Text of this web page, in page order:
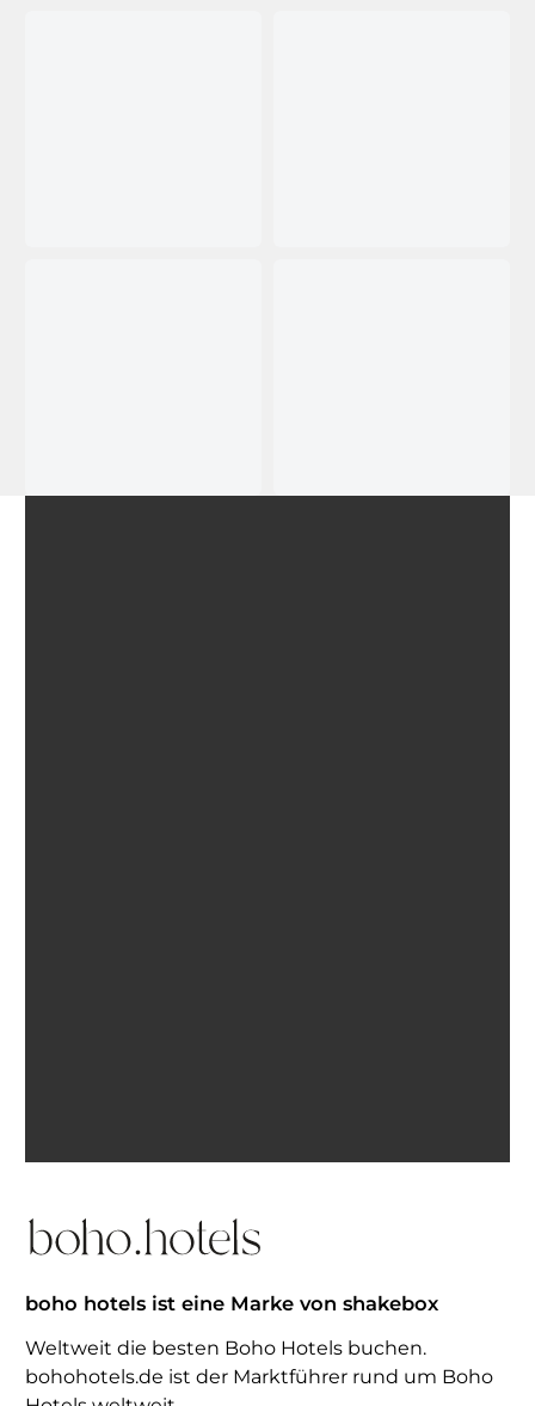
boho hotels ist eine Marke von shakebox
Weltweit die besten Boho Hotels buchen.
bohohotels.de ist der Marktführer rund um Boho